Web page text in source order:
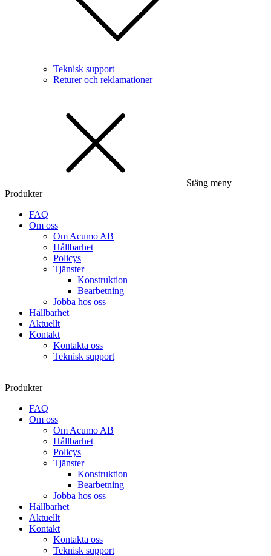
Teknisk support
Returer och reklamationer
Stäng meny
Produkter
FAQ
Om oss
Om Acumo AB
Hållbarhet
Policys
Tjänster
Konstruktion
Bearbetning
Jobba hos oss
Hållbarhet
Aktuellt
Kontakt
Kontakta oss
Teknisk support
Produkter
FAQ
Om oss
Om Acumo AB
Hållbarhet
Policys
Tjänster
Konstruktion
Bearbetning
Jobba hos oss
Hållbarhet
Aktuellt
Kontakt
Kontakta oss
Teknisk support